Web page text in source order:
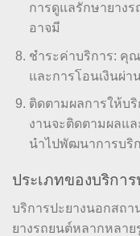
การดูแลรักษายาง
อาจมี
ชำระค่าบริการ: คุ
และการโอนเงินผ่
ติดตามผลการให้บ
งานจะติดตามผลแ
นำไปพัฒนาการบริ
ประเภทของบริกา
บริการปะยางนอกสถ
ยางรถยนต์หลากหลาย